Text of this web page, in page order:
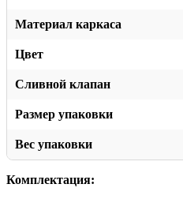
Материал каркаса
Цвет
Сливной клапан
Размер упаковки
Вес упаковки
Комплектация: